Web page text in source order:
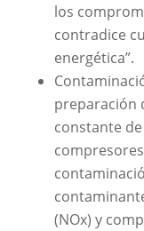
los
contradice
energética”.
preparación
constante
(NOx) y